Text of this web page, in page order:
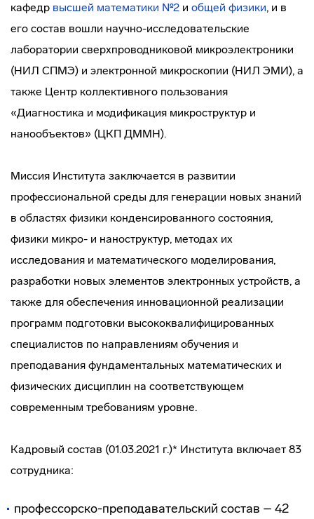
кафедр высшей математики №2 и общей физики, и в
его состав вошли научно-исследовательские
лаборатории сверхпроводниковой микроэлектроники
(НИЛ СПМЭ) и электронной микроскопии (НИЛ ЭМИ), а
также Центр коллективного пользования
«Диагностика и модификация микроструктур и
нанообъектов» (ЦКП ДММН).
Миссия Института заключается в развитии
профессиональной среды для генерации новых знаний
в областях физики конденсированного состояния,
физики микро- и наноструктур, методах их
исследования и математического моделирования,
разработки новых элементов электронных устройств, а
также для обеспечения инновационной реализации
программ подготовки высококвалифицированных
специалистов по направлениям обучения и
преподавания фундаментальных математических и
физических дисциплин на соответствующем
современным требованиям уровне.
Кадровый состав (01.03.2021 г.)* Института включает 83
сотрудника:
профессорско-преподавательский состав – 42